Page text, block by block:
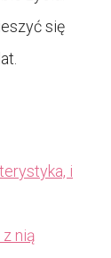
się
i
nią